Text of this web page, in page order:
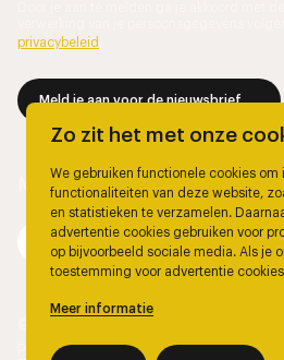
privacybeleid
Meld je aan voor de nieuwsbrief
Privacy
Zo zit het met onze
We gebruiken functionele cookies om
functionaliteiten van deze website,
en statistieken te verzamelen.
advertentie cookies gebruiken voor
op bijvoorbeeld sociale media. Als je
toestemming voor advertentie
Meer informatie